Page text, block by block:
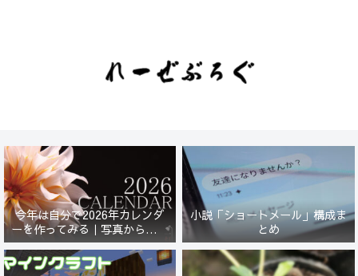
今年は自分で2026年カレンダ
ーを作ってみる｜写真から始ま
る小さなプロジェクト【一灯
花】
小説「ショートメール」構成ま
とめ